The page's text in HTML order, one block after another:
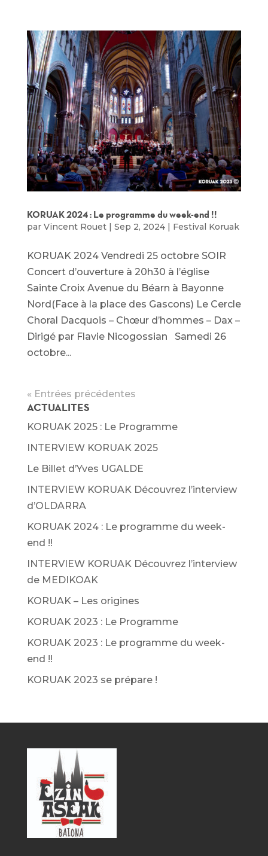
KORUAK 2024 : Le programme du week-end !!
par Vincent Rouet| Sep 2, 2024| Festival Koruak
KORUAK 2024 Vendredi 25 octobre SOIR
Concert d’ouverture à 20h30 à l’église
Sainte Croix Avenue du Béarn à Bayonne
Nord(Face à la place des Gascons) Le Cercle
Choral Dacquois – Chœur d’hommes – Dax –
Dirigé par Flavie Nicogossian Samedi 26
octobre...
« Entrées précédentes
ACTUALITES
KORUAK 2025 : Le Programme
INTERVIEW KORUAK 2025
Le Billet d’Yves UGALDE
INTERVIEW KORUAK Découvrez l’interview
d’OLDARRA
KORUAK 2024 : Le programme du week-
end !!
INTERVIEW KORUAK Découvrez l’interview
de MEDIKOAK
KORUAK – Les origines
KORUAK 2023 : Le Programme
KORUAK 2023 : Le programme du week-
end !!
KORUAK 2023 se prépare !